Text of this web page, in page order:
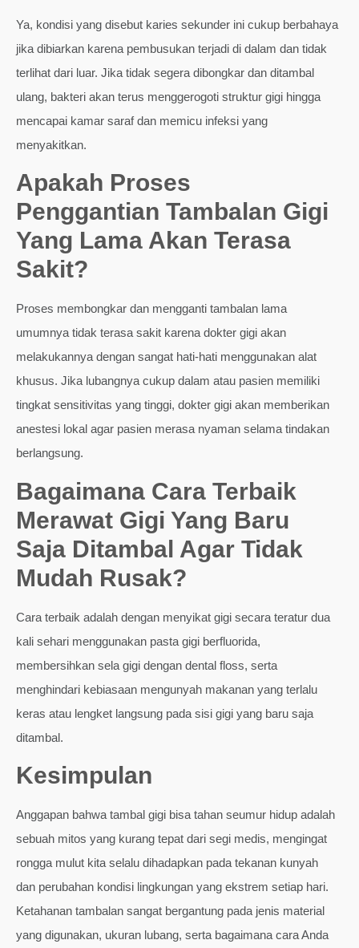
Ya, kondisi yang disebut karies sekunder ini cukup berbahaya
jika dibiarkan karena pembusukan terjadi di dalam dan tidak
terlihat dari luar. Jika tidak segera dibongkar dan ditambal
ulang, bakteri akan terus menggerogoti struktur gigi hingga
mencapai kamar saraf dan memicu infeksi yang
menyakitkan.
Apakah Proses
Penggantian Tambalan Gigi
Yang Lama Akan Terasa
Sakit?
Proses membongkar dan mengganti tambalan lama
umumnya tidak terasa sakit karena dokter gigi akan
melakukannya dengan sangat hati-hati menggunakan alat
khusus. Jika lubangnya cukup dalam atau pasien memiliki
tingkat sensitivitas yang tinggi, dokter gigi akan memberikan
anestesi lokal agar pasien merasa nyaman selama tindakan
berlangsung.
Bagaimana Cara Terbaik
Merawat Gigi Yang Baru
Saja Ditambal Agar Tidak
Mudah Rusak?
Cara terbaik adalah dengan menyikat gigi secara teratur dua
kali sehari menggunakan pasta gigi berfluorida,
membersihkan sela gigi dengan dental floss, serta
menghindari kebiasaan mengunyah makanan yang terlalu
keras atau lengket langsung pada sisi gigi yang baru saja
ditambal.
Kesimpulan
Anggapan bahwa tambal gigi bisa tahan seumur hidup adalah
sebuah mitos yang kurang tepat dari segi medis, mengingat
rongga mulut kita selalu dihadapkan pada tekanan kunyah
dan perubahan kondisi lingkungan yang ekstrem setiap hari.
Ketahanan tambalan sangat bergantung pada jenis material
yang digunakan, ukuran lubang, serta bagaimana cara Anda